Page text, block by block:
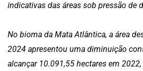
indicativas das áreas sob pressão de
No bioma da Mata Atlântica, a área
2024 apresentou uma diminuição
alcançar 10.091,55 hectares em